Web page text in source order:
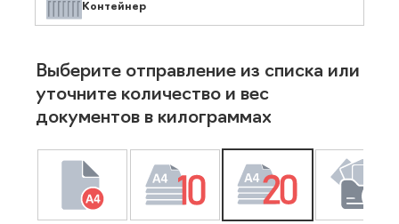
Контейнер
Выберите отправление из списка или
уточните количество и вес
документов в килограммах